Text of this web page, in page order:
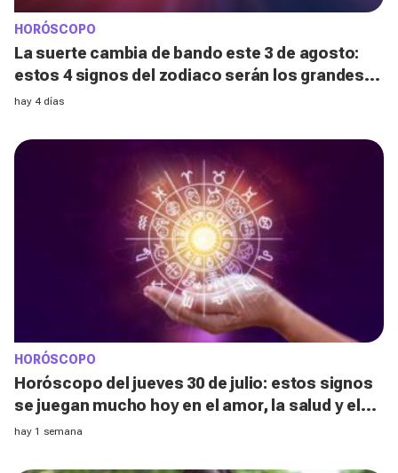
HORÓSCOPO
La suerte cambia de bando este 3 de agosto:
estos 4 signos del zodiaco serán los grandes
afortunados, ¿estás entre ellos?
hay 4 días
HORÓSCOPO
Horóscopo del jueves 30 de julio: estos signos
se juegan mucho hoy en el amor, la salud y el
dinero sin darse cuenta
hay 1 semana